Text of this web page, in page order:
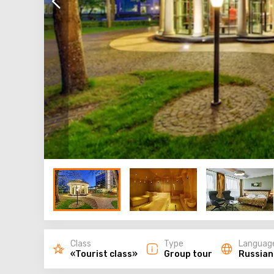
Class
«Tourist class»
Type
Group tour
Russian